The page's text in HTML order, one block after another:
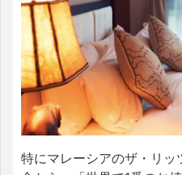
特にマレーシアのザ・リ